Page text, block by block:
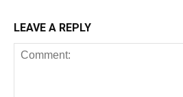
LEAVE A REPLY